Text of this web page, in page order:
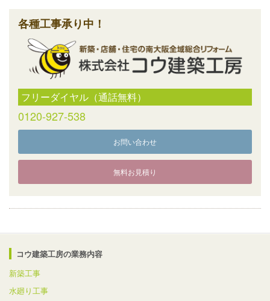
各種工事承り中！
フリーダイヤル（通話無料）
0120-927-538
お問い合わせ
無料お見積り
コウ建築工房の業務内容
新築工事
水廻り工事